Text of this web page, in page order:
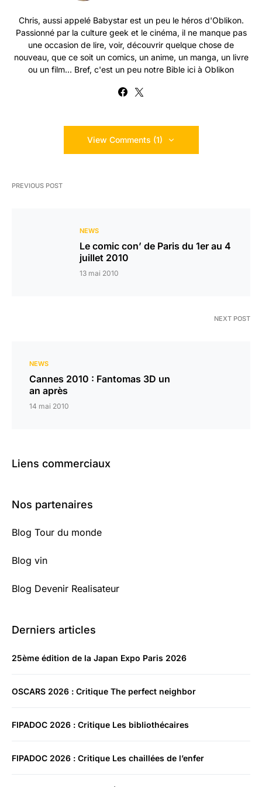
Chris, aussi appelé Babystar est un peu le héros d'Oblikon.
Passionné par la culture geek et le cinéma, il ne manque pas
une occasion de lire, voir, découvrir quelque chose de
nouveau, que ce soit un comics, un anime, un manga, un livre
ou un film... Bref, c'est un peu notre Bible ici à Oblikon
View Comments (1)
PREVIOUS POST
NEWS
Le comic con’ de Paris du 1er au 4
juillet 2010
13 mai 2010
NEXT POST
NEWS
Cannes 2010 : Fantomas 3D un
an après
14 mai 2010
Liens commerciaux
Nos partenaires
Blog Tour du monde
Blog vin
Blog Devenir Realisateur
Derniers articles
25ème édition de la Japan Expo Paris 2026
OSCARS 2026 : Critique The perfect neighbor
FIPADOC 2026 : Critique Les bibliothécaires
FIPADOC 2026 : Critique Les chaillées de l’enfer